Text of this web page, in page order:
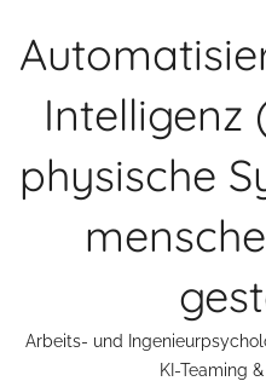
Inhalt
Intelligenz
physische
Arbeits- und
KI-Teaming